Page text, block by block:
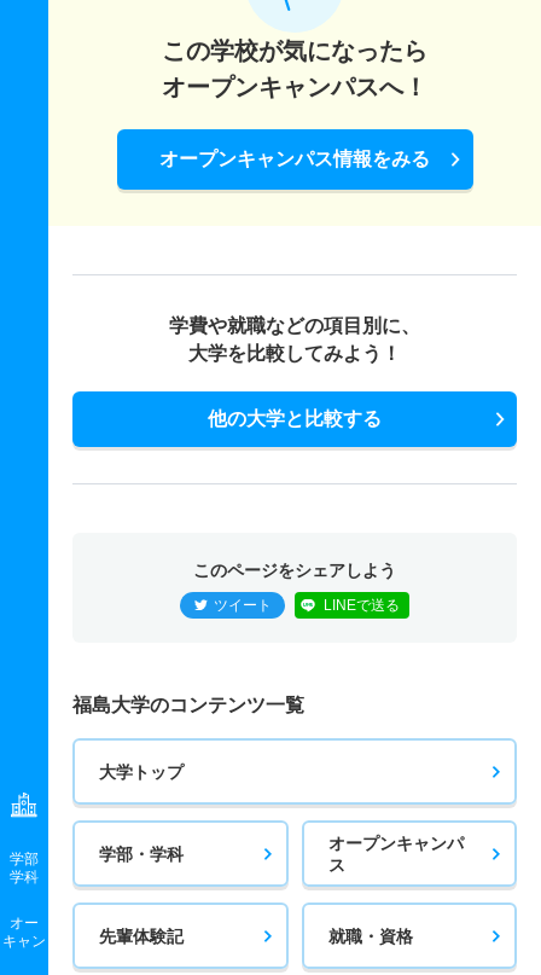
学部
学科
オー
キャン
この学校が気になったら
オープンキャンパスへ！
オープンキャンパス情報をみる
学費や就職などの項目別に、
大学を比較してみよう！
他の大学と比較する
このページをシェアしよう
ツイート LINEで送る
福島大学のコンテンツ一覧
大学トップ
学部・学科
オープンキャンパ
ス
先輩体験記 就職・資格